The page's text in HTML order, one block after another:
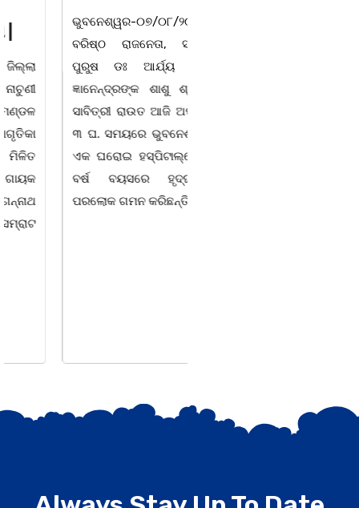
ଭୁବନେଶ୍ୱର-୦୭/୦୮/୨୦୨୬:
ବରିଷ୍ଠ ରାଜନେତା, ସଂସ୍କୃତି
ପୁରୁଷ ଡଃ ଆର୍ଯ୍ୟ କୁମାର
ଜ୍ଞାନେନ୍ଦ୍ରଙ୍କ ଶାଶୁ ଶ୍ରୀମତୀ
ସାବିତ୍ରୀ ରାଉତ ଆଜି ଅପରାହ୍ନ
୩ ଘ. ସମୟରେ ଭୁବନେଶ୍ୱରର
ଏକ ଘରୋଇ ହସ୍ପିଟାଲ୍ରେ ୮୭
ବର୍ଷ ବୟସରେ ହୃଦ୍ଘାତରେ
ପରଲୋକ ଗମନ କରିଛନ୍ତି ।